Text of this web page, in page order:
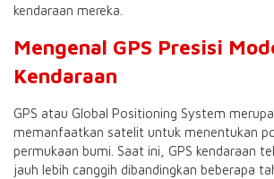
kendaraan mereka.
Mengenal GPS Presisi
Kendaraan
GPS atau Global Positioning System
memanfaatkan satelit untuk menentukan
permukaan bumi. Saat ini, GPS kendaraan
jauh lebih canggih dibandingkan beberapa